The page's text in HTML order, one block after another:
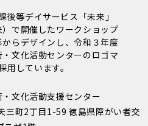
後等デイサービス「未来」
）で開催したワークショップ
らデザインし、令和３年度
文化活動センターのロゴマ
用しています。
文化活動支援センター
三町2丁目1-59 徳島県障がい者交